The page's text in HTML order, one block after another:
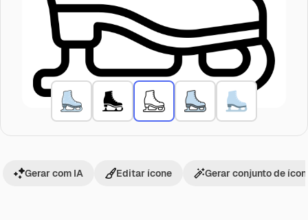
Gerar com IA Editar ícone Gerar conjunto de